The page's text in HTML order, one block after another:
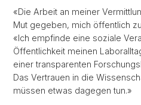
«Die Arbeit an meiner
Mut gegeben, mich öffentlich
«Ich empfinde eine soziale
Öffentlichkeit meinen
einer transparenten
Das Vertrauen in die
müssen etwas dagegen tun.»